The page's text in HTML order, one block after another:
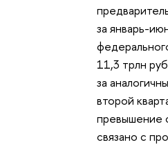
за январь-
11,3 трлн
за
второй
превышение
связано с